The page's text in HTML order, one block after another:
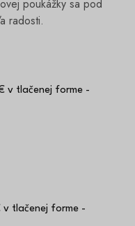
poukážky sa pod
radosti.
v tlačenej forme -
tlačenej forme -